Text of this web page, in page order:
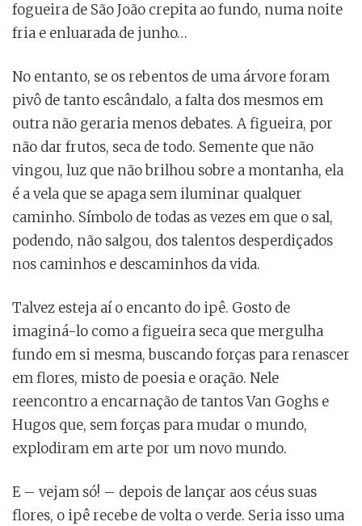
fogueira de São João crepita ao fundo, numa noite
fria e enluarada de junho…
No entanto, se os rebentos de uma árvore foram
pivô de tanto escândalo, a falta dos mesmos em
outra não geraria menos debates. A figueira, por
não dar frutos, seca de todo. Semente que não
vingou, luz que não brilhou sobre a montanha, ela
é a vela que se apaga sem iluminar qualquer
caminho. Símbolo de todas as vezes em que o sal,
podendo, não salgou, dos talentos desperdiçados
nos caminhos e descaminhos da vida.
Talvez esteja aí o encanto do ipê. Gosto de
imaginá-lo como a figueira seca que mergulha
fundo em si mesma, buscando forças para renascer
em flores, misto de poesia e oração. Nele
reencontro a encarnação de tantos Van Goghs e
Hugos que, sem forças para mudar o mundo,
explodiram em arte por um novo mundo.
E – vejam só! – depois de lançar aos céus suas
flores, o ipê recebe de volta o verde. Seria isso uma